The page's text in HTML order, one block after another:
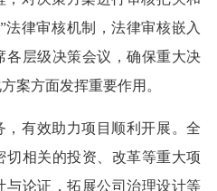
法律审核机制，法律审核嵌入
各层级决策会议，确保重大决
案方面发挥重要作用。
，有效助力项目顺利开展。全
相关的投资、改革等重大项
与论证，拓展公司治理设计等